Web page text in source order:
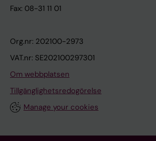
Fax: 08-31 11 01
Org.nr: 202100-2973
VAT.nr: SE202100297301
Om webbplatsen
Tillgänglighetsredogörelse
Manage your cookies